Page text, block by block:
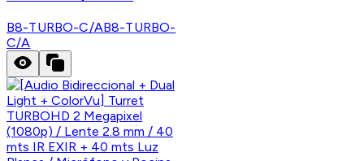
B8-TURBO-C/AB8-TURBO-
C/A